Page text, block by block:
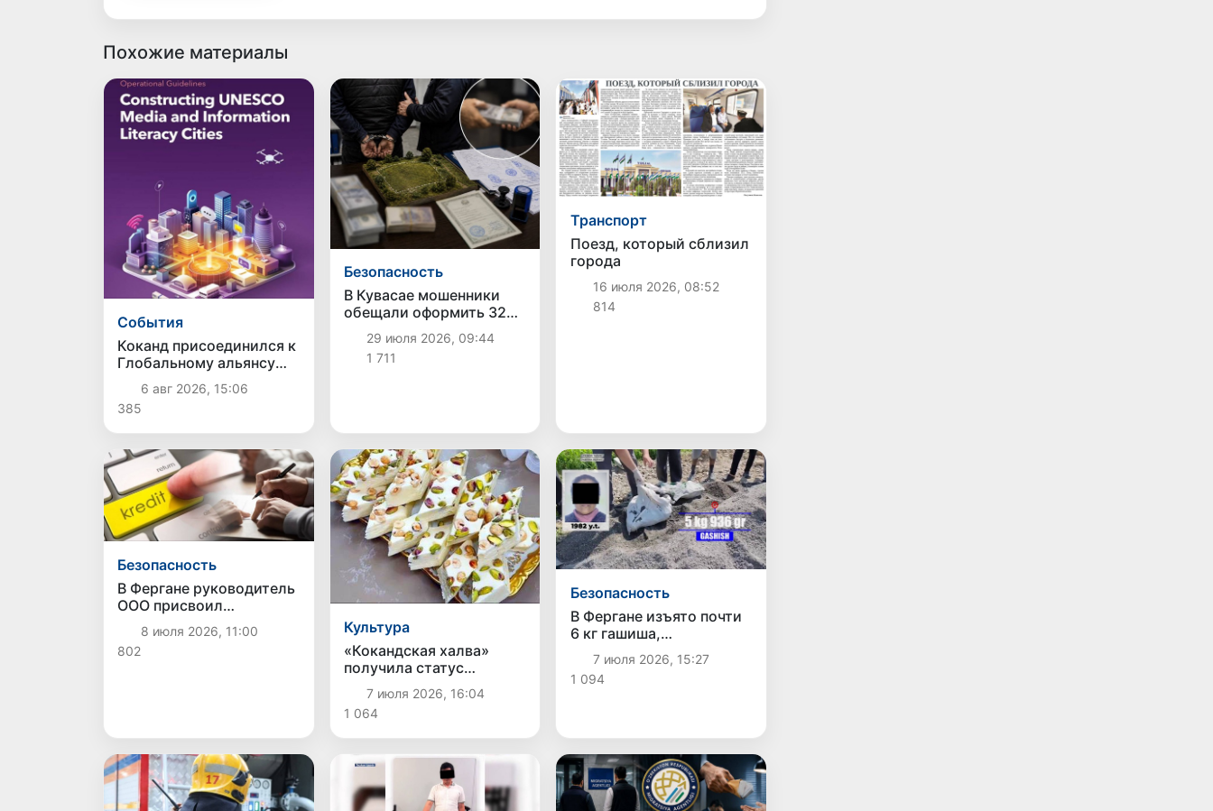
Похожие материалы
Cобытия
Коканд присоединился к
Глобальному альянсу
ЮНЕСКО по медиа- и
информационной
грамотности
6 авг 2026, 15:06
385
Безопасность
В Кувасае мошенники
обещали оформить 32
сотки земли и похитили
5 тысяч долларов
29 июля 2026, 09:44
1 711
Транспорт
Поезд, который сблизил
города
16 июля 2026, 08:52
814
Безопасность
В Фергане руководитель
ООО присвоил
кредитные средства на
сумму 1,5 млрд сумов
8 июля 2026, 11:00
802
Культура
«Кокандская халва»
получила статус
географического
указания
7 июля 2026, 16:04
1 064
Безопасность
В Фергане изъято почти
6 кг гашиша,
спрятанного в куче
щебня
7 июля 2026, 15:27
1 094